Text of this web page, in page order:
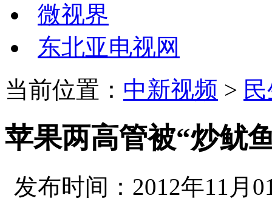
微视界
东北亚电视网
当前位置： 中新视频 >
苹果两高管被“炒鱿
发布时间：2012年11月